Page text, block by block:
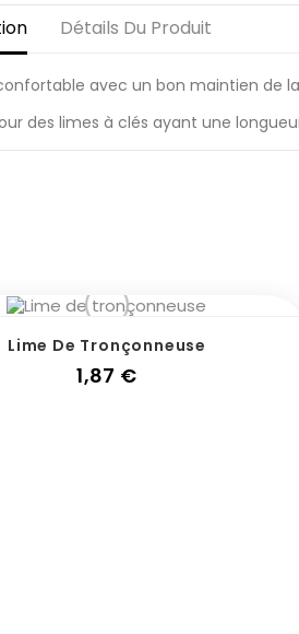
Détails Du Produit
avec un bon maintien de
des limes à clés ayant une longueur
Lime De Tronçonneuse
1,87 €Prix